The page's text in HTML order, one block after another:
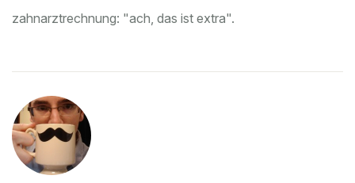
zahnarztrechnung: "ach, das ist extra".